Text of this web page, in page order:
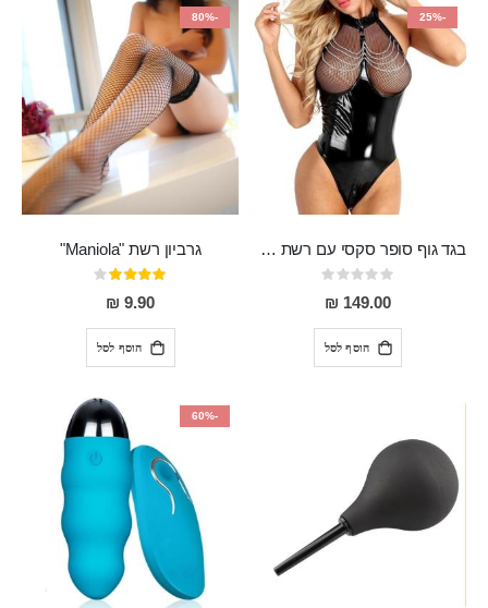
-25%
בגד גוף סופר סקסי עם רשת שקופה בחזה ושרשרות מלמעלה וריצרץ מלמטה Pan במפשעה
Rating:
0%
149.00 ₪
הוסף לסל
-80%
גרביון רשת "Maniola"
דירוג:
80%
9.90 ₪
הוסף לסל
-60%